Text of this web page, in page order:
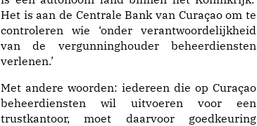
Het is aan de Centrale Bank van Curaçao om te
controleren wie ‘onder verantwoordelijkheid
van de vergunninghouder beheerdiensten
verlenen.’
Met andere woorden: iedereen die op Curaçao
beheerdiensten wil uitvoeren voor een
trustkantoor, moet daarvoor goedkeuring